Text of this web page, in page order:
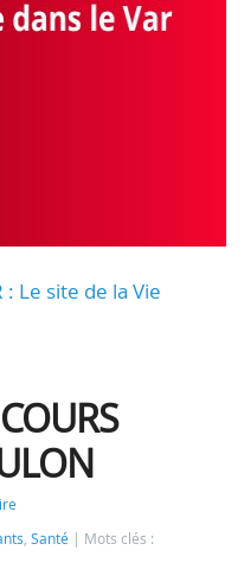
: Le site de la Vie
, Santé
Mots clés :